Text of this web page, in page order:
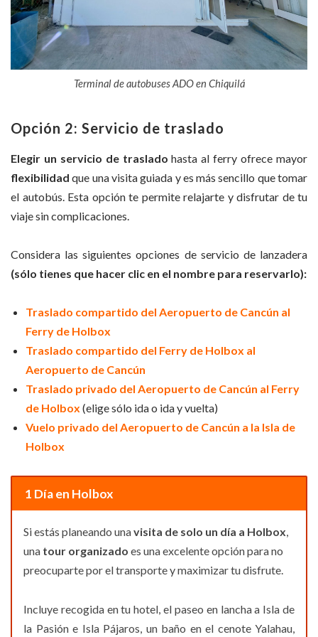
Terminal de autobuses ADO en Chiquilá
Opción 2: Servicio de traslado
Elegir un servicio de traslado hasta al ferry ofrece mayor
flexibilidad que una visita guiada y es más sencillo que tomar
el autobús. Esta opción te permite relajarte y disfrutar de tu
viaje sin complicaciones.
Considera las siguientes opciones de servicio de lanzadera
(sólo tienes que hacer clic en el nombre para reservarlo):
Traslado compartido del Aeropuerto de Cancún al
Ferry de Holbox
Traslado compartido del Ferry de Holbox al
Aeropuerto de Cancún
Traslado privado del Aeropuerto de Cancún al Ferry
de Holbox (elige sólo ida o ida y vuelta)
Vuelo privado del Aeropuerto de Cancún a la Isla de
Holbox
1 Día en Holbox
Si estás planeando unavisita de solo un día a Holbox,
una tour organizado es una excelente opción para no
preocuparte por el transporte y maximizar tu disfrute.
Incluye recogida en tu hotel, el paseo en lancha a Isla de
la Pasión e Isla Pájaros, un baño en el cenote Yalahau,